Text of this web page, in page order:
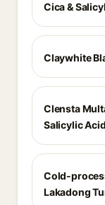
Cica &
Claywhite
Clensta
Salicylic Acid
Cold-
Lakadong